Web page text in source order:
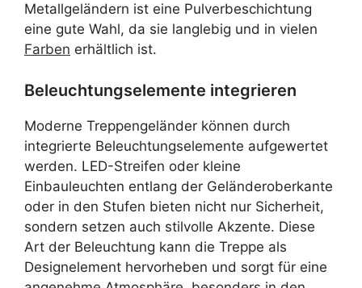
Metallgeländern ist eine Pulverbeschichtung
eine gute Wahl, da sie langlebig und in vielen
Farben erhältlich ist.
Beleuchtungselemente integrieren
Moderne Treppengeländer können durch
integrierte Beleuchtungselemente aufgewertet
werden. LED-Streifen oder kleine
Einbauleuchten entlang der Geländeroberkante
oder in den Stufen bieten nicht nur Sicherheit,
sondern setzen auch stilvolle Akzente. Diese
Art der Beleuchtung kann die Treppe als
Designelement hervorheben und sorgt für eine